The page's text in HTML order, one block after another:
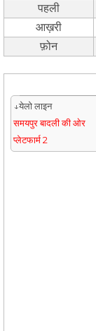
पहली
आख़री
फ़ोन
↓येलो लाइन
समयपुर बादली की ओर
प्लेटफार्म 2